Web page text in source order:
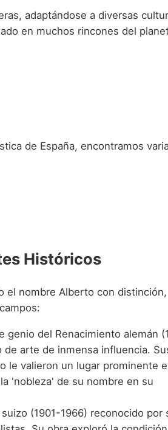
adaptándose a diversas
en muchos rincones del
de España, encontramos
Históricos
el nombre Alberto con distinción,
genio del Renacimiento alemán
arte de inmensa influencia.
le valieron un lugar prominente
'nobleza' de su nombre en su
(1901-1966) reconocido por